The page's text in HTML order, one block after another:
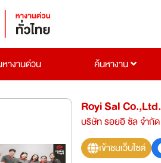
างานด่วน ค้นหางาน
Royi Sal Co.,Ltd.
บริษัท รอยอิ ซัล จำกัด
เข้าชมเว็บไซต์